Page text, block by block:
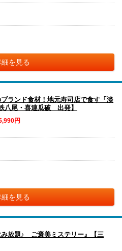
細を見る
ランド食材！地元寿司店で食す「淡
八尾・喜連瓜破 出発】
円
細を見る
み放題♪ ご褒美ミステリー』【三